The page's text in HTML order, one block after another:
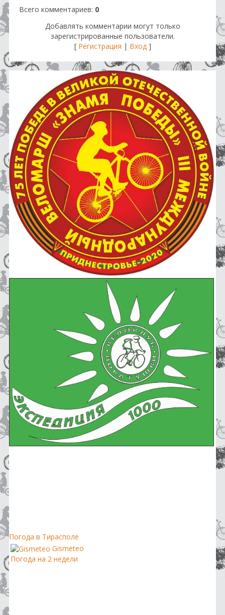
Всего комментариев: 0
Добавлять комментарии могут только
зарегистрированные пользователи.
[ Регистрация | Вход]
Погода в Тирасполе
Gismeteo
Погода на 2 недели